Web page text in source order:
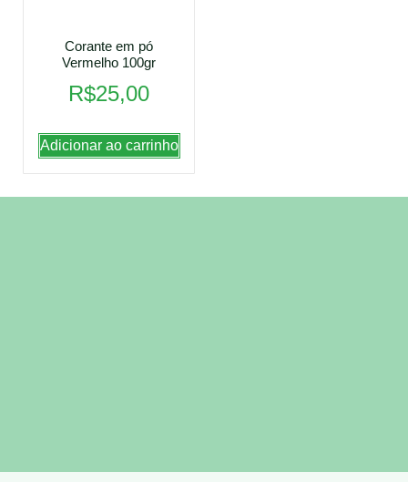
Corante em pó
Vermelho 100gr
R$25,00
Adicionar ao carrinho